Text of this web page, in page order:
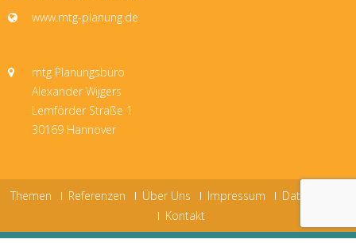
www.mtg-planung.de
mtg Planungsbüro
Alexander Wijgers
Lemförder Straße 1
30169 Hannover
Themen Referenzen Über Uns Impressum
Datenschutz
Kontakt